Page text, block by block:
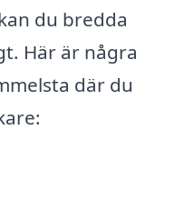
du bredda
Här är några
där du